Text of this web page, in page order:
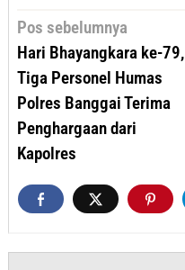
Navigasi
Pos sebelumnya
Hari Bhayangkara ke-79,
Tiga Personel Humas
Polres Banggai Terima
Penghargaan dari
Kapolres